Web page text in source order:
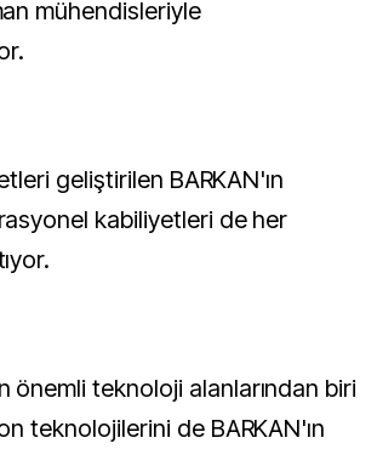
mühendisleriyle
geliştirilen BARKAN'ın
kabiliyetleri de her
önemli teknoloji alanlarından biri
teknolojilerini de BARKAN'ın